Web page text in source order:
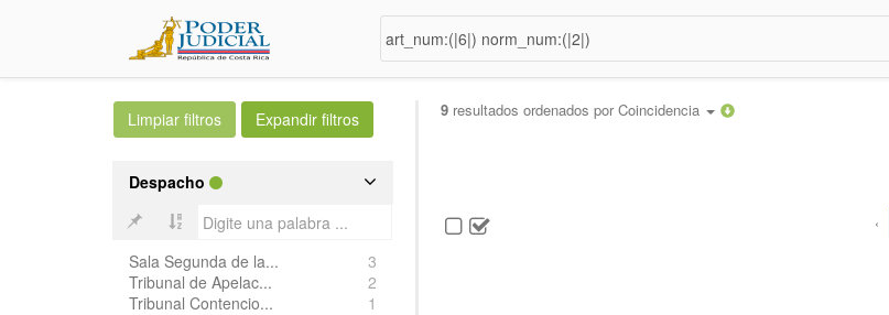
Despacho
Sala Segunda de la...
3
Tribunal de Apelac...
2
Tribunal Contencio...
1
9resultados ordenados por Coincidencia
‹